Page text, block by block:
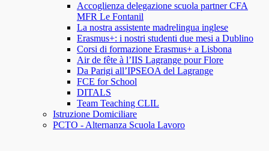
Accoglienza delegazione scuola partner CFA
MFR Le Fontanil
La nostra assistente madrelingua inglese
Erasmus+: i nostri studenti due mesi a Dublino
Corsi di formazione Erasmus+ a Lisbona
Air de fête à l’IIS Lagrange pour Flore
Da Parigi all’IPSEOA del Lagrange
FCE for School
DITALS
Team Teaching CLIL
Istruzione Domiciliare
PCTO - Alternanza Scuola Lavoro